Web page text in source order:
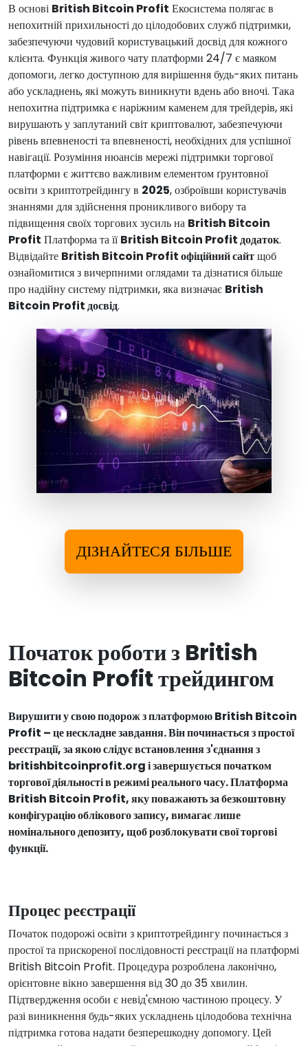
В основі British Bitcoin Profit Екосистема полягає в
непохитній прихильності до цілодобових служб підтримки,
забезпечуючи чудовий користувацький досвід для кожного
клієнта. Функція живого чату платформи 24/7 є маяком
допомоги, легко доступною для вирішення будь-яких питань
або ускладнень, які можуть виникнути вдень або вночі. Така
непохитна підтримка є наріжним каменем для трейдерів, які
вирушають у заплутаний світ криптовалют, забезпечуючи
рівень впевненості та впевненості, необхідних для успішної
навігації. Розуміння нюансів мережі підтримки торгової
платформи є життєво важливим елементом ґрунтовної
освіти з криптотрейдингу в 2025, озброївши користувачів
знаннями для здійснення проникливого вибору та
підвищення своїх торгових зусиль на British Bitcoin
Profit Платформа та їїBritish Bitcoin Profit додаток.
Відвідайте British Bitcoin Profit офіційний сайтщоб
ознайомитися з вичерпними оглядами та дізнатися більше
про надійну систему підтримки, яка визначає British
Bitcoin Profit досвід.
ДІЗНАЙТЕСЯ БІЛЬШЕ
Початок роботи з British
Bitcoin Profit трейдингом
Вирушити у свою подорож з платформою British Bitcoin
Profit – це нескладне завдання. Він починається з простої
реєстрації, за якою слідує встановлення з'єднання з
britishbitcoinprofit.org і завершується початком
торгової діяльності в режимі реального часу. Платформа
British Bitcoin Profit, яку поважають за безкоштовну
конфігурацію облікового запису, вимагає лише
номінального депозиту, щоб розблокувати свої торгові
функції.
Процес реєстрації
Початок подорожі освіти з криптотрейдингу починається з
простої та прискореної послідовності реєстрації на платформі
British Bitcoin Profit. Процедура розроблена лаконічно,
орієнтовне вікно завершення від 30 до 35 хвилин.
Підтвердження особи є невід'ємною частиною процесу. У
разі виникнення будь-яких ускладнень цілодобова технічна
підтримка готова надати безперешкодну допомогу. Цей